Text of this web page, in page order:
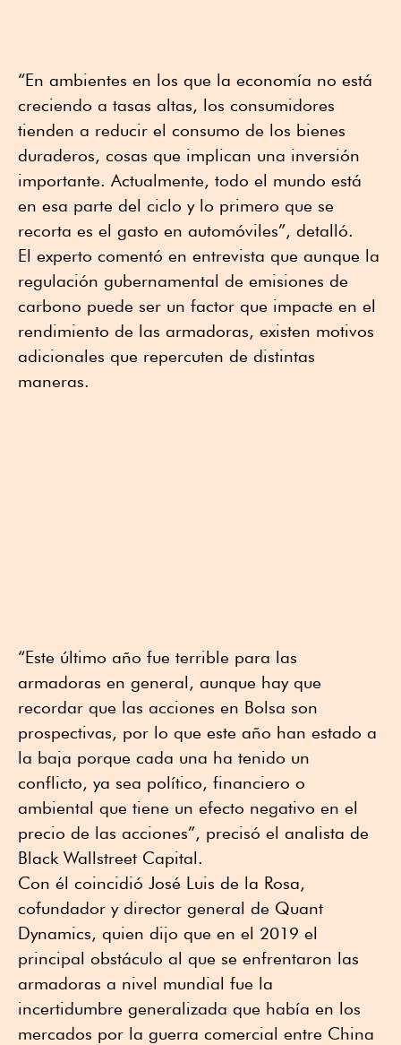
“En ambientes en los que la economía no está
creciendo a tasas altas, los consumidores
tienden a reducir el consumo de los bienes
duraderos, cosas que implican una inversión
importante. Actualmente, todo el mundo está
en esa parte del ciclo y lo primero que se
recorta es el gasto en automóviles”, detalló.
El experto comentó en entrevista que aunque la
regulación gubernamental de emisiones de
carbono puede ser un factor que impacte en el
rendimiento de las armadoras, existen motivos
adicionales que repercuten de distintas
maneras.
“Este último año fue terrible para las
armadoras en general, aunque hay que
recordar que las acciones en Bolsa son
prospectivas, por lo que este año han estado a
la baja porque cada una ha tenido un
conflicto, ya sea político, financiero o
ambiental que tiene un efecto negativo en el
precio de las acciones”, precisó el analista de
Black Wallstreet Capital.
Con él coincidió José Luis de la Rosa,
cofundador y director general de Quant
Dynamics, quien dijo que en el 2019 el
principal obstáculo al que se enfrentaron las
armadoras a nivel mundial fue la
incertidumbre generalizada que había en los
mercados por la guerra comercial entre China